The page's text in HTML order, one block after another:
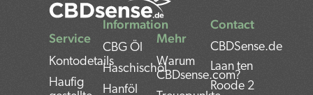
Contact
CBDSense.de
Laan ten
Roode 2
Service
Kontodetails
Haufig
Information
CBG Öl
Haschischöl
Hanföl
Mehr
Warum
CBDsense.com?